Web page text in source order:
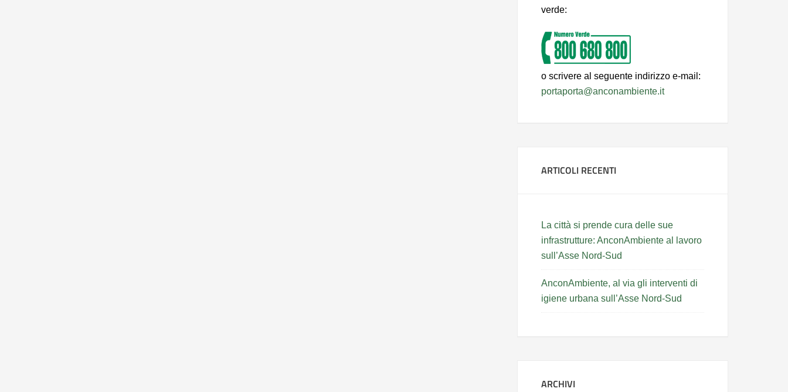
verde:
o scrivere al seguente indirizzo e-mail:
portaporta@anconambiente.it
ARTICOLI RECENTI
La città si prende cura delle sue
infrastrutture: AnconAmbiente al lavoro
sull’Asse Nord-Sud
AnconAmbiente, al via gli interventi di
igiene urbana sull’Asse Nord-Sud
ARCHIVI